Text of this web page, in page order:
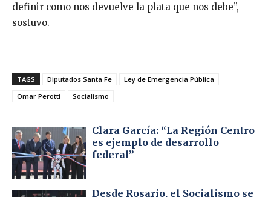
definir como nos devuelve la plata que nos debe”,
sostuvo.
TAGS Diputados Santa Fe
Ley de Emergencia Pública
Omar Perotti
Socialismo
Clara García: “La Región Centro
es ejemplo de desarrollo
federal”
Desde Rosario, el Socialismo se